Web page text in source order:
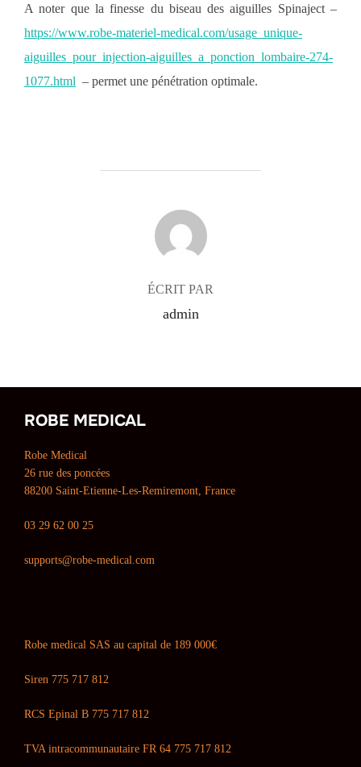
A noter que la finesse du biseau des aiguilles Spinaject –
https://www.robe-materiel-medical.com/usage_unique-
aiguilles_pour_injection-aiguilles_a_ponction_lombaire-274-
1077.html – permet une pénétration optimale.
AUTEUR DE LA PUBLICATION
ÉCRIT PAR
admin
ROBE MEDICAL
Robe Medical
26 rue des poncées
88200 Saint-Etienne-Les-Remiremont, France
03 29 62 00 25
supports@robe-medical.com
Robe medical SAS au capital de 189 000€
Siren 775 717 812
RCS Epinal B 775 717 812
TVA intracommunautaire FR 64 775 717 812